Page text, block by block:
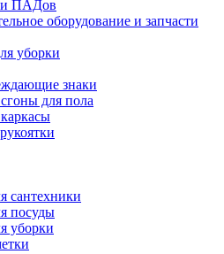
ПАДов
оборудование и запчасти
уборки
знаки
для пола
сантехники
посуды
уборки